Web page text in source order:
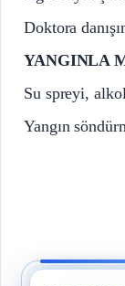
Doktora
YANGINLA
Su spreyi,
Yangın